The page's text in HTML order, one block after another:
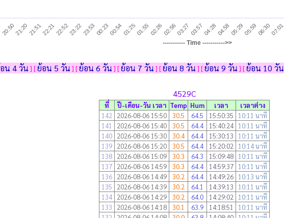
----------- Time ----------->>
20:5021:2021:5122:2122:5223:2223:5300:2300:5401:2501:5502:2602:5603:27 03:5704:2804:5805:2905:5906:3007:01
น 4 วัน ] [ย้อน 5 วัน ] [ย้อน 6 วัน ] [ย้อน 7 วัน ] [ย้อน 8 วัน ] [ย้อน 9 วัน ] [ย้อน 10 วัน
4529C
ที่ ปี-เดือน-วัน เวลา Temp Hum เวลา
เวลาต่าง
142
2026-08-06 15:50 30.5 64.5 15:50:35
10:11 นาที
141
2026-08-06 15:40 30.5 64.4 15:40:24 10:11 นาที
140 2026-08-06 15:30 30.4 64.4 15:30:13
10:11 นาที
139 2026-08-06 15:20 30.5 64.4 15:20:02
10:14 นาที
138 2026-08-06 15:09 30.3 64.3 15:09:48 10:11 นาที
137 2026-08-06 14:59 30.3 64.4 14:59:37 10:11 นาที
136 2026-08-06 14:49 30.2 64.4 14:49:26 10:13 นาที
135
2026-08-06 14:39 30.2 64.1 14:39:13
10:11 นาที
134 2026-08-06 14:29 30.2 64.0 14:29:02
10:11 นาที
133
2026-08-06 14:18 30.1 63.9 14:18:51
10:11 นาที